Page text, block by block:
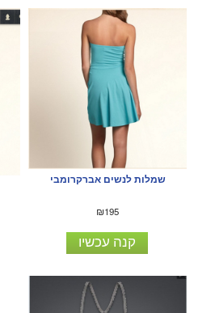
שמלות לנשים אברקרומבי
₪195
קנה עכשיו